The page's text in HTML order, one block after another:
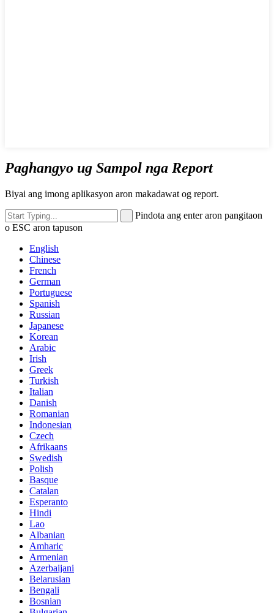
Paghangyo ug Sampol nga Report
Biyai ang imong aplikasyon aron makadawat og report.
Pindota ang enter aron pangitaon
o ESC aron tapuson
English
Chinese
French
German
Portuguese
Spanish
Russian
Japanese
Korean
Arabic
Irish
Greek
Turkish
Italian
Danish
Romanian
Indonesian
Czech
Afrikaans
Swedish
Polish
Basque
Catalan
Esperanto
Hindi
Lao
Albanian
Amharic
Armenian
Azerbaijani
Belarusian
Bengali
Bosnian